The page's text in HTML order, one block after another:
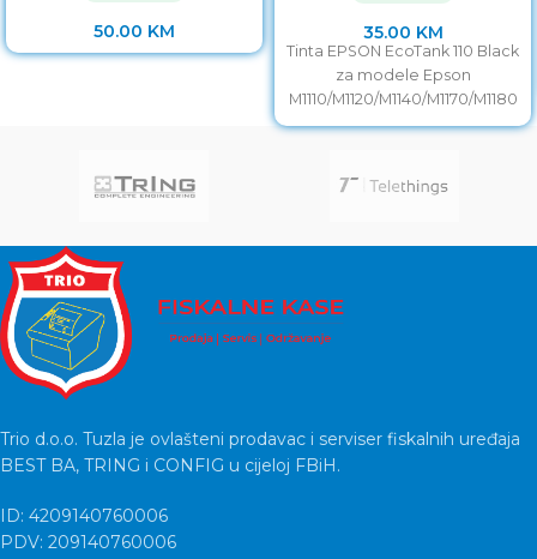
50.00 KM 35.00 KM
Tinta EPSON EcoTank 110 Black
za modele Epson
M1110/M1120/M1140/M1170/M1180
Trio d.o.o. Tuzla je ovlašteni prodavac i serviser fiskalnih uređaja
BEST BA, TRING i CONFIG u cijeloj FBiH.
ID: 4209140760006
PDV: 209140760006